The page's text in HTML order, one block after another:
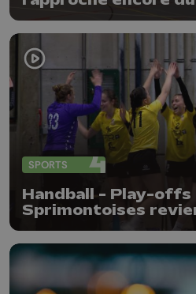
SPORTS
Handball - Play-offs
Sprimontoises